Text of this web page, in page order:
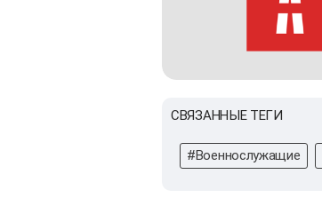
СВЯЗАННЫЕ ТЕГИ
#Военнослужащие